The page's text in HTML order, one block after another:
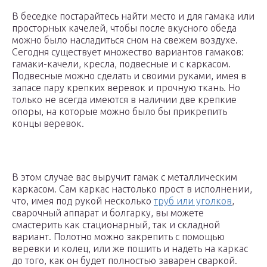
В беседке постарайтесь найти место и для гамака или
просторных качелей, чтобы после вкусного обеда
можно было насладиться сном на свежем воздухе.
Сегодня существует множество вариантов гамаков:
гамаки-качели, кресла, подвесные и с каркасом.
Подвесные можно сделать и своими руками, имея в
запасе пару крепких веревок и прочную ткань. Но
только не всегда имеются в наличии две крепкие
опоры, на которые можно было бы прикрепить
концы веревок.
В этом случае вас выручит гамак с металлическим
каркасом. Сам каркас настолько прост в исполнении,
что, имея под рукой несколько труб или уголков,
сварочный аппарат и болгарку, вы можете
смастерить как стационарный, так и складной
вариант. Полотно можно закрепить с помощью
веревки и колец, или же пошить и надеть на каркас
до того, как он будет полностью заварен сваркой.